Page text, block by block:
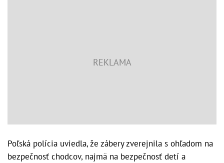
Poľská polícia uviedla, že zábery zverejnila s ohľadom na
bezpečnosť chodcov, najmä na bezpečnosť detí a